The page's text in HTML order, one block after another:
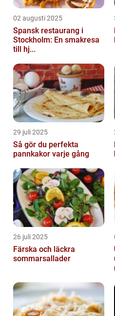
02 augusti 2025
Spansk restaurang i
Stockholm: En smakresa
till hj...
29 juli 2025
Så gör du perfekta
pannkakor varje gång
26 juli 2025
Färska och läckra
sommarsallader